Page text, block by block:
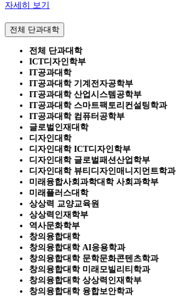
자세히 보기
전체 단과대학
전체 단과대학
ICT디자인학부
IT공과대학
IT공과대학 기계전자공학부
IT공과대학 산업시스템공학부
IT공과대학 스마트팩토리컨설팅학과
IT공과대학 컴퓨터공학부
글로벌인재대학
디자인대학
디자인대학 ICT디자인학부
디자인대학 글로벌패션산업학부
디자인대학 뷰티디자인매니지먼트학과
미래융합사회과학대학 사회과학부
미래플러스대학
상상력 교양교육원
상상력인재학부
역사문화학부
창의융합대학
창의융합대학 AI응용학과
창의융합대학 문학문화콘텐츠학과
창의융합대학 미래모빌리티학과
창의융합대학 상상력인재학부
창의융합대학 융합보안학과